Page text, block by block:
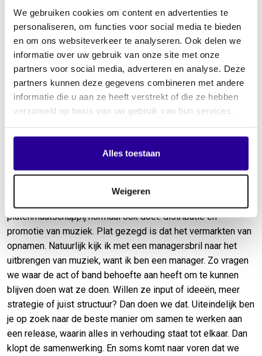
We gebruiken cookies om content en advertenties te
personaliseren, om functies voor social media te bieden
en om ons websiteverkeer te analyseren. Ook delen we
informatie over uw gebruik van onze site met onze
partners voor social media, adverteren en analyse. Deze
partners kunnen deze gegevens combineren met andere
informatie die u aan ze heeft verstrekt of die ze hebben
verzameld op basis van uw gebruik van hun services.
Alles toestaan
Weigeren
Een duidelijk labelprofiel hebben we niet; we brengen
muziek uit die we zelf gaaf vinden. Daarbij gaat het ook om
de mensen achter de muziek. Wat zijn hun wensen, dromen
en ideeën? Wat doen ze, wat inspireert ze en wat kunnen
Emil en ik daaraan bijdragen? Als we daar allemaal
enthousiast van worden, maakt het genre niet zoveel uit.
Zolang we maar waarde kunnen toevoegen. Zo brengen we
met ISAÏ een hiphop-danceplaat uit, met The Indien left of
songwriter.”
Managersbril
Inmiddels hebben we een mooi roster met leuke acts die
platenmaatschappij normaal ook doet: distributie en
promotie van muziek. Plat gezegd is dat het vermarkten van
opnamen. Natuurlijk kijk ik met een managersbril naar het
uitbrengen van muziek, want ik ben een manager. Zo vragen
we waar de act of band behoefte aan heeft om te kunnen
blijven doen wat ze doen. Willen ze input of ideeën, meer
strategie of juist structuur? Dan doen we dat. Uiteindelijk ben
je op zoek naar de beste manier om samen te werken aan
een release, waarin alles in verhouding staat tot elkaar. Dan
klopt de samenwerking. En soms komt naar voren dat we